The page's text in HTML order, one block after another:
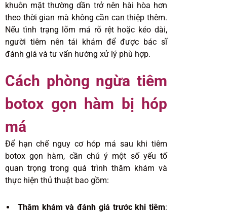
khuôn mặt thường dần trở nên hài hòa hơn
theo thời gian mà không cần can thiệp thêm.
Nếu tình trạng lõm má rõ rệt hoặc kéo dài,
người tiêm nên tái khám để được bác sĩ
đánh giá và tư vấn hướng xử lý phù hợp.
Cách phòng ngừa tiêm
botox gọn hàm bị hóp
má
Để hạn chế nguy cơ hóp má sau khi tiêm
botox gọn hàm, cần chú ý một số yếu tố
quan trọng trong quá trình thăm khám và
thực hiện thủ thuật bao gồm:
Thăm khám và đánh giá trước khi tiêm: